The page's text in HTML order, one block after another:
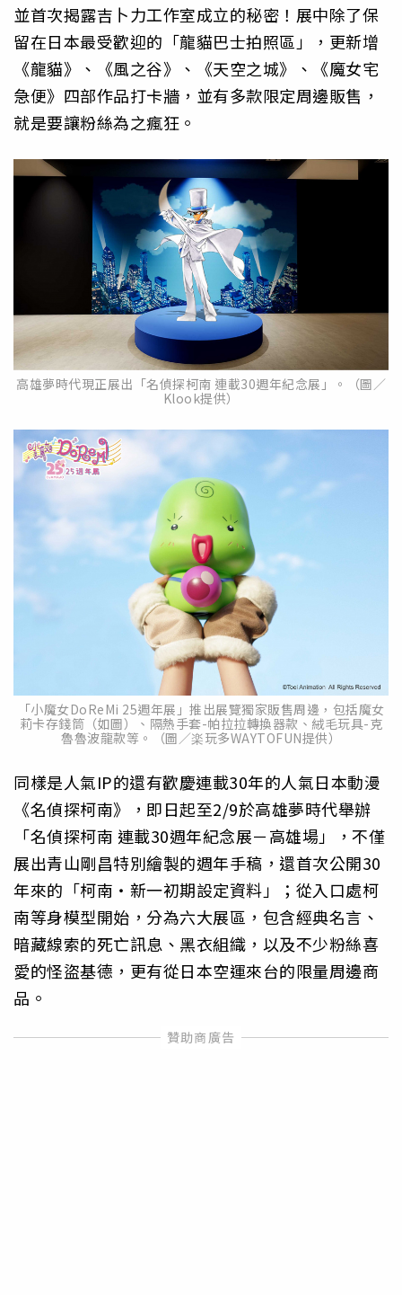
並首次揭露吉卜力工作室成立的秘密！展中除了保
留在日本最受歡迎的「龍貓巴士拍照區」，更新增
《龍貓》、《風之谷》、《天空之城》、《魔女宅
急便》四部作品打卡牆，並有多款限定周邊販售，
就是要讓粉絲為之瘋狂。
高雄夢時代現正展出「名偵探柯南 連載30週年紀念展」。（圖／
Klook提供）
「小魔女DoReMi 25週年展」推出展覽獨家販售周邊，包括魔女
莉卡存錢筒（如圖）、隔熱手套-帕拉拉轉換器款、絨毛玩具-克
魯魯波龍款等。（圖／楽玩多WAYTOFUN提供）
同樣是人氣IP的還有歡慶連載30年的人氣日本動漫
《名偵探柯南》，即日起至2/9於高雄夢時代舉辦
「名偵探柯南 連載30週年紀念展－高雄場」，不僅
展出青山剛昌特別繪製的週年手稿，還首次公開30
年來的「柯南・新一初期設定資料」；從入口處柯
南等身模型開始，分為六大展區，包含經典名言、
暗藏線索的死亡訊息、黑衣組織，以及不少粉絲喜
愛的怪盜基德，更有從日本空運來台的限量周邊商
品。